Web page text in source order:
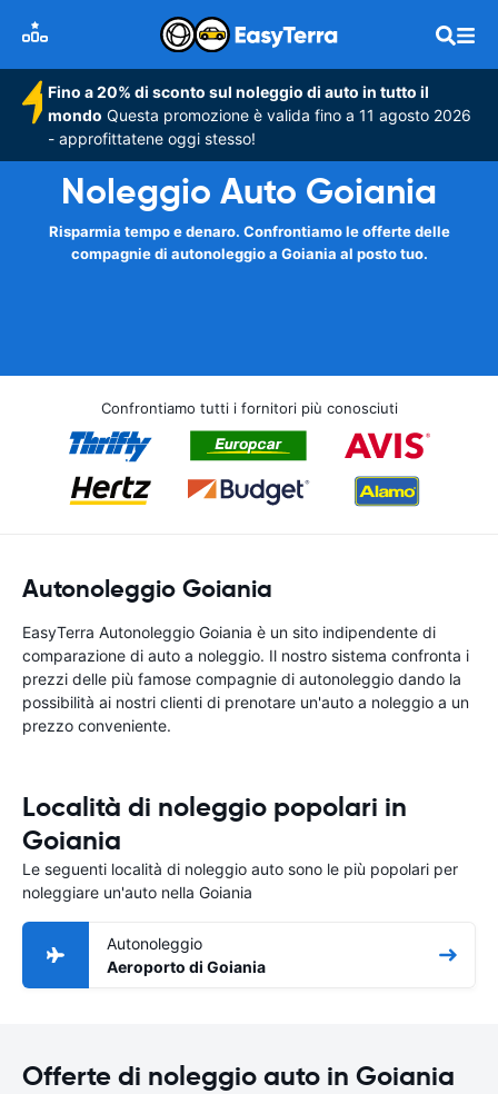
Fino a 20% di sconto sul noleggio di auto in tutto il
mondo Questa promozione è valida fino a 11 agosto 2026
- approfittatene oggi stesso!
Noleggio Auto Goiania
Risparmia tempo e denaro. Confrontiamo le offerte delle
compagnie di autonoleggio a Goiania al posto tuo.
Confrontiamo tutti i fornitori più conosciuti
Autonoleggio Goiania
EasyTerra Autonoleggio Goiania è un sito indipendente di
comparazione di auto a noleggio. Il nostro sistema confronta i
prezzi delle più famose compagnie di autonoleggio dando la
possibilità ai nostri clienti di prenotare un'auto a noleggio a un
prezzo conveniente.
Località di noleggio popolari in
Goiania
Le seguenti località di noleggio auto sono le più popolari per
noleggiare un'auto nella Goiania
Autonoleggio
Aeroporto di Goiania
Offerte di noleggio auto in Goiania